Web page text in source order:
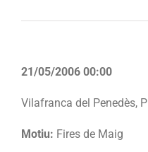
21/05/2006 00:00
Vilafranca del Penedès,
Motiu: Fires de Maig